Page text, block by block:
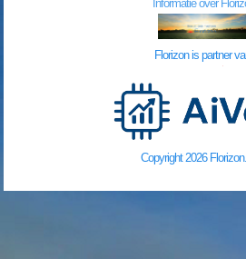
Informatie over
Florizon is partner
Copyright 2026